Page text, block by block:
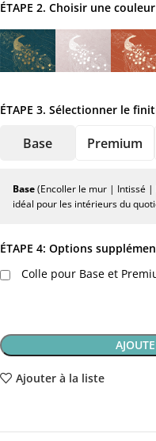
ÉTAPE 2. Choisir une
ÉTAPE 3. Sélectionner le
Base Premium
Base(Encoller le mur | Intissé |
idéal pour les intérieurs du
ÉTAPE 4: Options
Colle pour Base et
Ajouter à la liste